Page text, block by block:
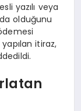
yazılı veya
olduğunu
itiraz,